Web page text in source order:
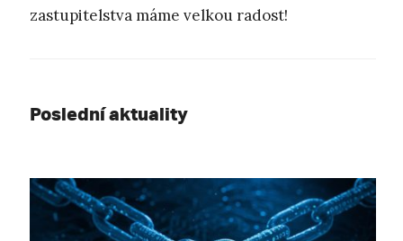
zastupitelstva máme velkou radost!
Poslední aktuality